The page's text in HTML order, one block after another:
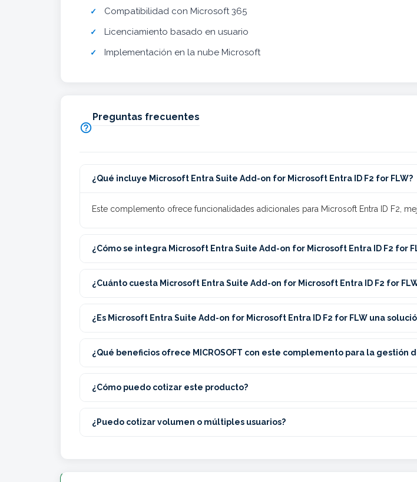
Compatibilidad con Microsoft 365
Licenciamiento basado en usuario
Implementación en la nube Microsoft

Preguntas frecuentes
¿Qué incluye Microsoft Entra Suite Add-on for Microsoft Entra ID F2 for FLW?
Este complemento ofrece funcionalidades adicionales para Microsoft Entra ID F2,
¿Cómo se integra Microsoft Entra Suite Add-on for Microsoft Entra ID F2 for
¿Cuánto cuesta Microsoft Entra Suite Add-on for Microsoft Entra ID F2 for
¿Es Microsoft Entra Suite Add-on for Microsoft Entra ID F2 for FLW una
¿Qué beneficios ofrece MICROSOFT con este complemento para la gestión
¿Cómo puedo cotizar este producto?
¿Puedo cotizar volumen o múltiples usuarios?